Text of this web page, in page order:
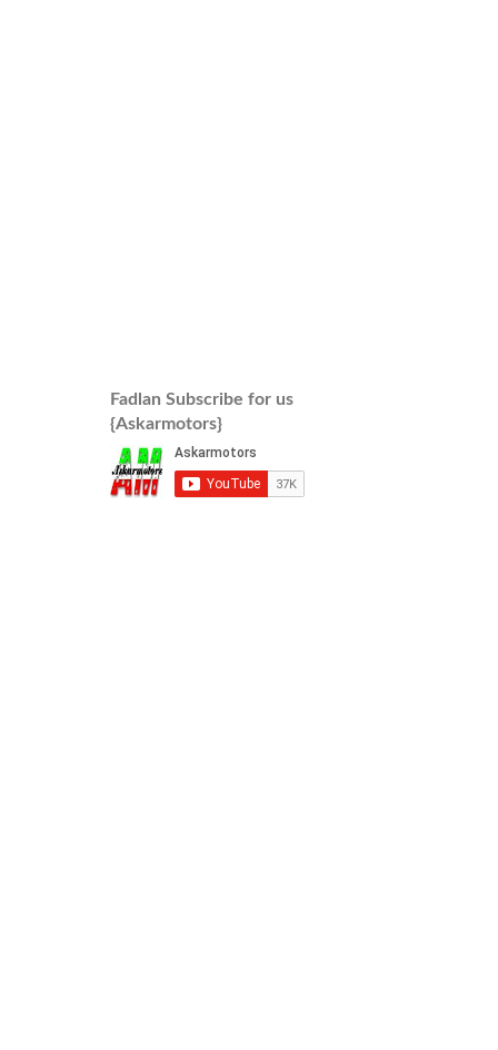
Fadlan Subscribe for us
{Askarmotors}